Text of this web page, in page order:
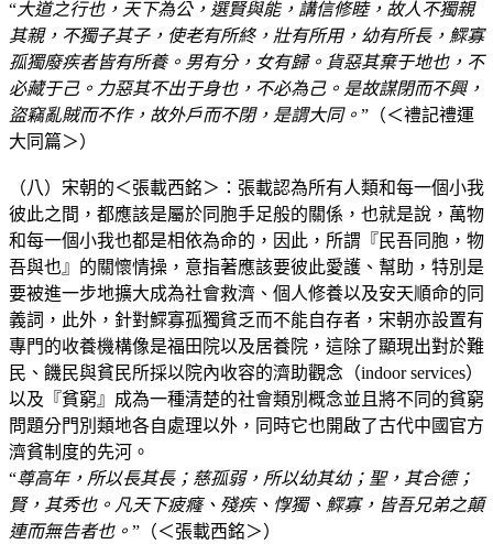
“大道之行也，天下為公，選賢與能，講信修睦，故人不獨親
其親，不獨子其子，使老有所終，壯有所用，幼有所長，鰥寡
孤獨廢疾者皆有所養。男有分，女有歸。貨惡其棄于地也，不
必藏于己。力惡其不出于身也，不必為己。是故謀閉而不興，
盜竊亂賊而不作，故外戶而不閉，是謂大同。 ”（＜禮記禮運
大同篇＞）
（八）宋朝的＜張載西銘＞：張載認為所有人類和每一個小我
彼此之間，都應該是屬於同胞手足般的關係，也就是說，萬物
和每一個小我也都是相依為命的，因此，所謂『民吾同胞，物
吾與也』的關懷情操，意指著應該要彼此愛護、幫助，特別是
要被進一步地擴大成為社會救濟、個人修養以及安天順命的同
義詞，此外，針對鰥寡孤獨貧乏而不能自存者，宋朝亦設置有
專門的收養機構像是福田院以及居養院，這除了顯現出對於難
民、饑民與貧民所採以院內收容的濟助觀念（indoor services）
以及『貧窮』成為一種清楚的社會類別概念並且將不同的貧窮
問題分門別類地各自處理以外，同時它也開啟了古代中國官方
濟貧制度的先河。
“尊高年，所以長其長；慈孤弱，所以幼其幼；聖，其合德；
賢，其秀也。凡天下疲癃、殘疾、惸獨、鰥寡，皆吾兄弟之顛
連而無告者也。 ”（＜張載西銘＞）